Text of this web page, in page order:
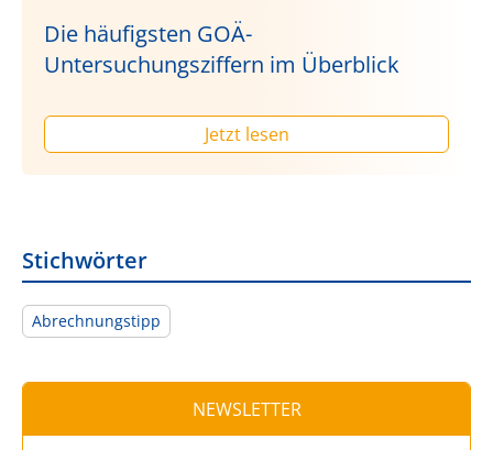
Die häufigsten GOÄ-
Untersuchungsziffern im Überblick
Jetzt lesen
Stichwörter
Abrechnungstipp
NEWSLETTER